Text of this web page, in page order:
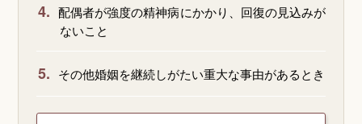
4. 配偶者が強度の精神病にかかり、回復の見込みが
ないこと
5. その他婚姻を継続しがたい重大な事由があるとき